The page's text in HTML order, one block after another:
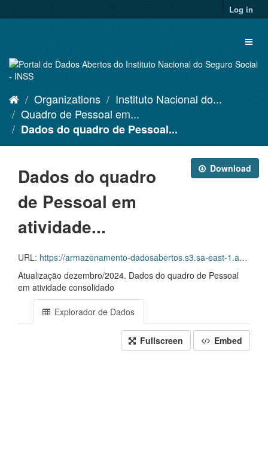
to
Log in
Organizations
Instituto Nacional do...
Quadro de Pessoal em...
Dados do quadro de Pessoal...
Download
Dados do quadro
de Pessoal em
atividade...
URL: https://armazenamento-dadosabertos.s3.sa-east-1.amazonaws.com/PDA_2023_2025/Grupos_de_dados/Quadro+de+Pessoal+em+atividade+consolidado/Pessoal_em_Atividade_Consolidado_Nominal_202412.csv
Atualização dezembro/2024. Dados do quadro de Pessoal
em atividade consolidado
Explorador de Dados
Fullscreen Embed